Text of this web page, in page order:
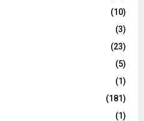
(10)
(3)
(23)
(5)
(1)
(181)
(1)